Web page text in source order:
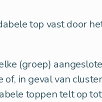
top vast door
(groep)
of, in geval van
toppen telt op